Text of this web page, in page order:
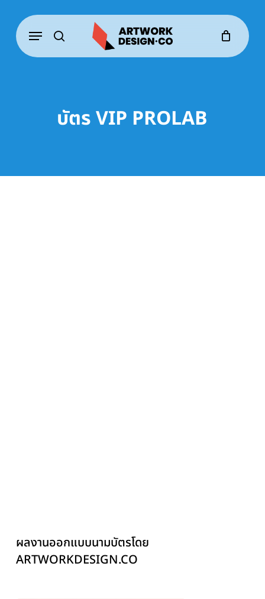
main
content
search
Menu
บัตร VIP PROLAB
ผลงานออกแบบนามบัตรโดย
ARTWORKDESIGN.CO